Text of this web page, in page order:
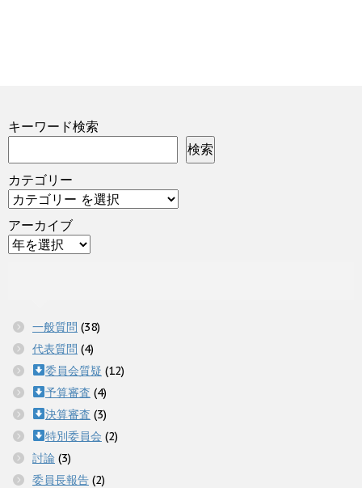
キーワード検索
検索
カテゴリー
アーカイブ
一般質問 (38)
代表質問 (4)
委員会質疑 (12)
予算審査 (4)
決算審査 (3)
特別委員会 (2)
討論 (3)
委員長報告 (2)